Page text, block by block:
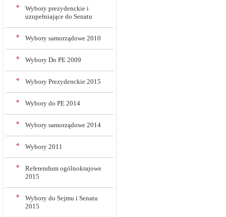
Wybory prezydenckie i
uzupełniające do Senatu
Wybory samorządowe 2010
Wybory Do PE 2009
Wybory Prezydenckie 2015
Wybory do PE 2014
Wybory samorządowe 2014
Wybory 2011
Referendum ogólnokrajowe
2015
Wybory do Sejmu i Senatu
2015